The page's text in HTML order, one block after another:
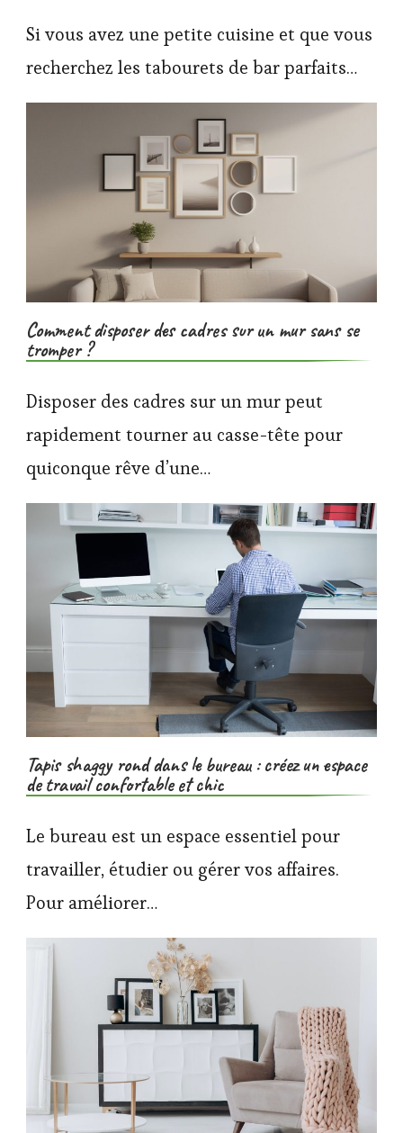
Si vous avez une petite cuisine et que vous
recherchez les tabourets de bar parfaits…
Comment disposer des cadres sur un mur sans se
tromper ?
Disposer des cadres sur un mur peut
rapidement tourner au casse-tête pour
quiconque rêve d’une…
Tapis shaggy rond dans le bureau : créez un espace
de travail confortable et chic
Le bureau est un espace essentiel pour
travailler, étudier ou gérer vos affaires.
Pour améliorer…